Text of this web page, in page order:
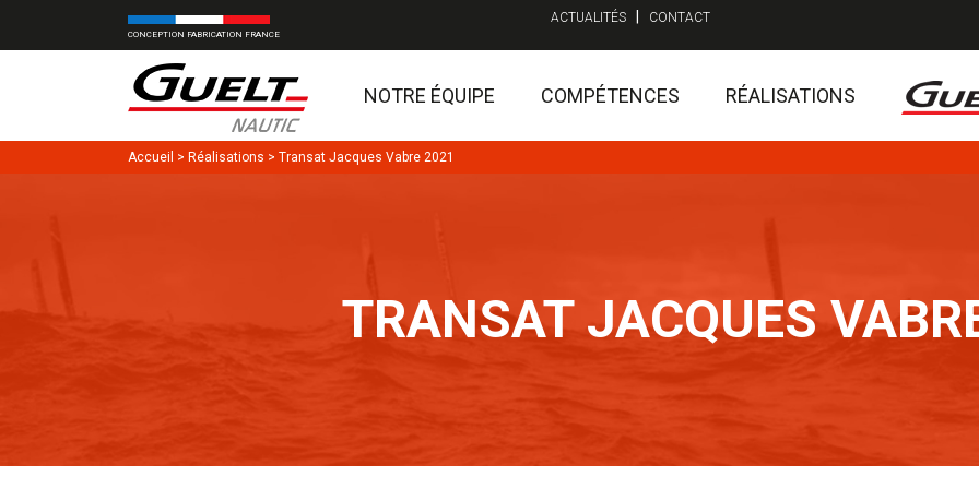
CONCEPTION FABRICATION FRANCE
ACTUALITÉS CONTACT
NOTRE ÉQUIPE COMPÉTENCES RÉALISATIONS
Accueil > Réalisations > Transat Jacques Vabre 2021
TRANSAT JACQUES